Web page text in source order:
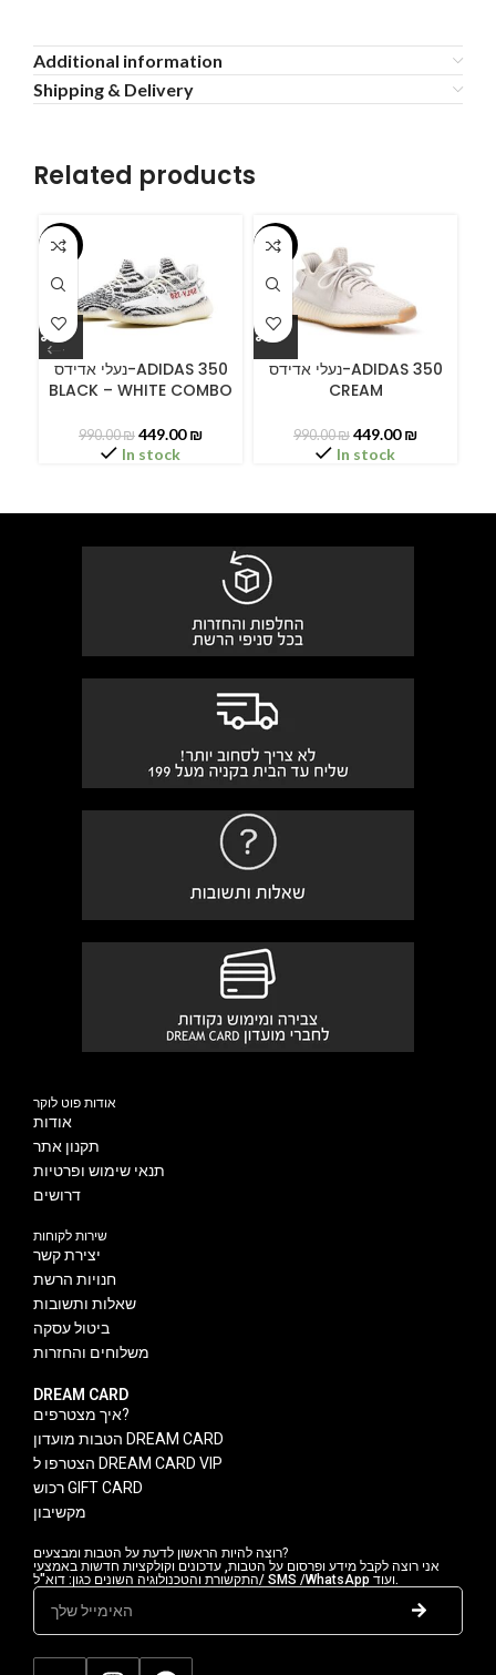
Additional information
Shipping & Delivery
Related products
-55%
נעלי אדידס-ADIDAS 350
BLACK – WHITE COMBO
990.00₪ 449.00₪
In stock
-55%
נעלי אדידס-ADIDAS 350
CREAM
990.00₪ 449.00₪
In stock
אודות פוט לוקר
אודות
תקנון אתר
תנאי שימוש ופרטיות
דרושים
שירות לקוחות
יצירת קשר
חנויות הרשת
שאלות ותשובות
ביטול עסקה
משלוחים והחזרות
DREAM CARD
איך מצטרפים?
הטבות מועדון DREAM CARD
הצטרפו ל DREAM CARD VIP
רכוש GIFT CARD
מקשיבון
רוצה להיות הראשון לדעת על הטבות ומבצעים?
אני רוצה לקבל מידע ופרסום על הטבות, עדכונים וקולקציות חדשות באמצעי
התקשורת והטכנולוגיה השונים כגון: דוא"ל/ SMS /WhatsApp ועוד.